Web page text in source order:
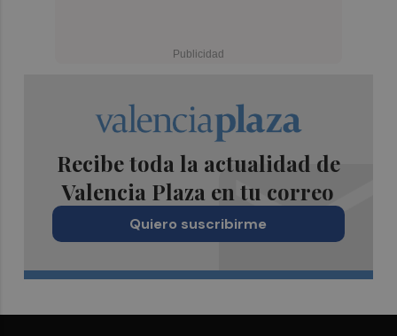
Recibe toda la actualidad de
Valencia Plaza en tu correo
Quiero suscribirme